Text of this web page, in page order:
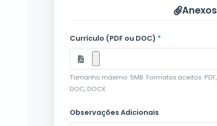
Anexos
Currículo (PDF ou DOC) *
Tamanho máximo: 5MB. Formatos aceitos: PDF,
DOC, DOCX
Observações Adicionais